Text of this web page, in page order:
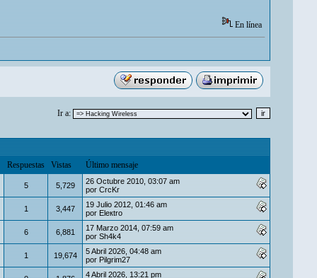
En línea
Ir a:
Respuestas Vistas Último mensaje
5 5,729
26 Octubre 2010, 03:07 am
por CrcKr
1 3,447
19 Julio 2012, 01:46 am
por Eleкtro
6 6,881
17 Marzo 2014, 07:59 am
por Sh4k4
1 19,674
5 Abril 2026, 04:48 am
por Pilgrim27
4 Abril 2026, 13:21 pm